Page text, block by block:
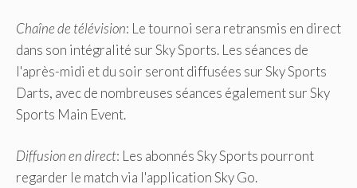
Chaîne de télévision: Le tournoi sera retransmis en direct
dans son intégralité sur Sky Sports. Les séances de
l'après-midi et du soir seront diffusées sur Sky Sports
Darts, avec de nombreuses séances également sur Sky
Sports Main Event.
Diffusion en direct: Les abonnés Sky Sports pourront
regarder le match via l'application Sky Go.